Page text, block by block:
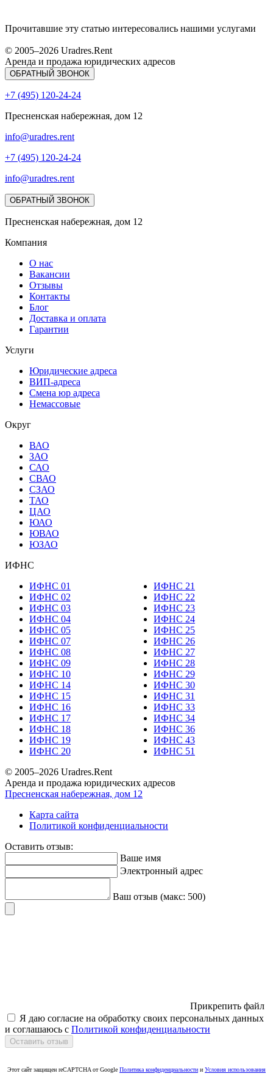
Прочитавшие эту статью интересовались нашими услугами
© 2005–2026 Uradres.Rent
Аренда и продажа юридических адресов
ОБРАТНЫЙ ЗВОНОК
+7 (495) 120-24-24
Пресненская набережная, дом 12
info@uradres.rent
+7 (495) 120-24-24
info@uradres.rent
ОБРАТНЫЙ ЗВОНОК
Пресненская набережная, дом 12
Компания
О нас
Вакансии
Отзывы
Контакты
Блог
Доставка и оплата
Гарантии
Услуги
Юридические адреса
ВИП-адреса
Смена юр адреса
Немассовые
Округ
ВАО
ЗАО
САО
СВАО
СЗАО
ТАО
ЦАО
ЮАО
ЮВАО
ЮЗАО
ИФНС
ИФНС 01
ИФНС 02
ИФНС 03
ИФНС 04
ИФНС 05
ИФНС 07
ИФНС 08
ИФНС 09
ИФНС 10
ИФНС 14
ИФНС 15
ИФНС 16
ИФНС 17
ИФНС 18
ИФНС 19
ИФНС 20
ИФНС 21
ИФНС 22
ИФНС 23
ИФНС 24
ИФНС 25
ИФНС 26
ИФНС 27
ИФНС 28
ИФНС 29
ИФНС 30
ИФНС 31
ИФНС 33
ИФНС 34
ИФНС 36
ИФНС 43
ИФНС 51
© 2005–2026 Uradres.Rent
Аренда и продажа юридических адресов
Пресненская набережная, дом 12
Карта сайта
Политикой конфиденциальности
Оставить отзыв:
Ваше имя
Электронный адрес
Ваш отзыв (макс: 500)
Прикрепить файл
Я даю согласие на обработку своих персональных данных
и соглашаюсь с Политикой конфиденциальности
Оставить отзыв
Этот сайт защищен reCAPTCHA от Google Политика конфиденциальности и Условия использования